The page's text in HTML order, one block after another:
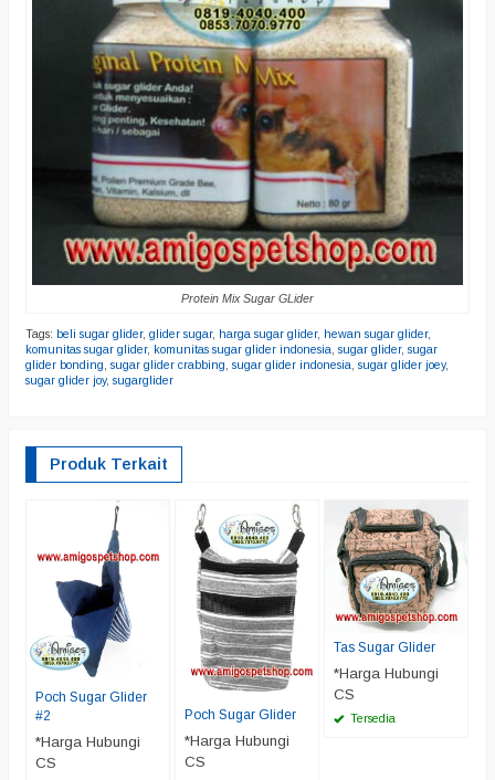
Protein Mix Sugar GLider
Tags: beli sugar glider, glider sugar, harga sugar glider, hewan sugar glider,
komunitas sugar glider, komunitas sugar glider indonesia sugar glider, sugar
glider bonding sugar glider crabbing sugar glider indonesia sugar glider joey,
sugar glider joy, sugarglider
Produk Terkait
Poch Sugar Glider
#2
*Harga Hubungi
CS
Poch Sugar Glider
*Harga Hubungi
CS
Tas Sugar Glider
*Harga Hubungi
CS
Tersedia